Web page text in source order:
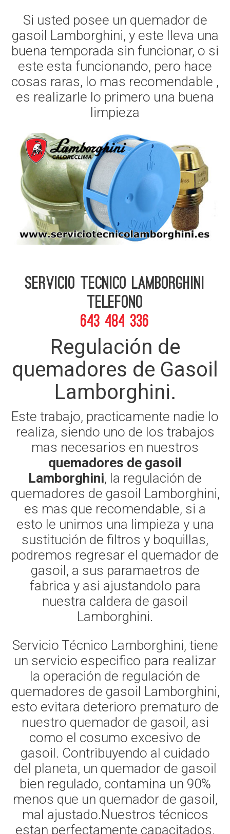
Si usted posee un quemador de
gasoil Lamborghini, y este lleva una
buena temporada sin funcionar, o si
este esta funcionando, pero hace
cosas raras, lo mas recomendable ,
es realizarle lo primero una buena
limpieza
Servicio Tecnico Lamborghini
telefono
643 484 336
Regulación de
quemadores de Gasoil
Lamborghini.
Este trabajo, practicamente nadie lo
realiza, siendo uno de los trabajos
mas necesarios en nuestros
quemadores de gasoil
Lamborghini, la regulación de
quemadores de gasoil Lamborghini,
es mas que recomendable, si a
esto le unimos una limpieza y una
sustitución de filtros y boquillas,
podremos regresar el quemador de
gasoil, a sus paramaetros de
fabrica y asi ajustandolo para
nuestra caldera de gasoil
Lamborghini.
Servicio Técnico Lamborghini, tiene
un servicio especifico para realizar
la operación de regulación de
quemadores de gasoil Lamborghini,
esto evitara deterioro prematuro de
nuestro quemador de gasoil, asi
como el cosumo excesivo de
gasoil. Contribuyendo al cuidado
del planeta, un quemador de gasoil
bien regulado, contamina un 90%
menos que un quemador de gasoil,
mal ajustado.Nuestros técnicos
estan perfectamente capacitados,